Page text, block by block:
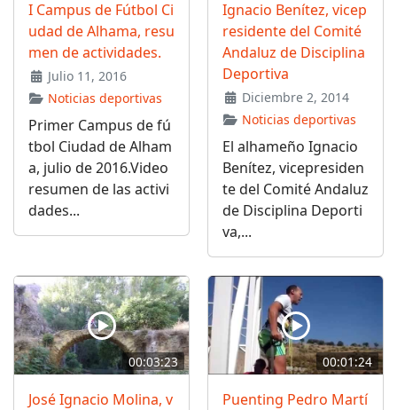
I Campus de Fútbol Ci
udad de Alhama, resu
men de actividades.
Julio 11, 2016
Noticias deportivas
Primer Campus de fú
tbol Ciudad de Alham
a, julio de 2016.Video
resumen de las activi
dades...
Ignacio Benítez, vicep
residente del Comité
Andaluz de Disciplina
Deportiva
Diciembre 2, 2014
Noticias deportivas
El alhameño Ignacio
Benítez, vicepresiden
te del Comité Andaluz
de Disciplina Deporti
va,...
00:03:23
José Ignacio Molina, v
00:01:24
Puenting Pedro Martí